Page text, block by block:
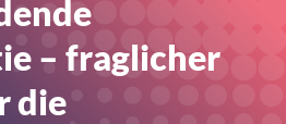
– fraglicher
die